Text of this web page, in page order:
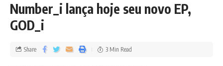
Number_i lança hoje seu novo EP,
GOD_i
Share 3 Min Read